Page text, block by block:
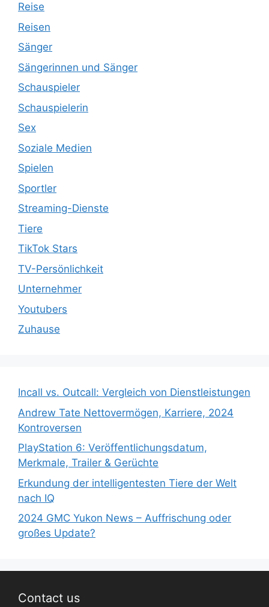
Reise
Reisen
Sänger
Sängerinnen und Sänger
Schauspieler
Schauspielerin
Sex
Soziale Medien
Spielen
Sportler
Streaming-Dienste
Tiere
TikTok Stars
TV-Persönlichkeit
Unternehmer
Youtubers
Zuhause
Incall vs. Outcall: Vergleich von Dienstleistungen
Andrew Tate Nettovermögen, Karriere, 2024
Kontroversen
PlayStation 6: Veröffentlichungsdatum,
Merkmale, Trailer & Gerüchte
Erkundung der intelligentesten Tiere der Welt
nach IQ
2024 GMC Yukon News – Auffrischung oder
großes Update?
Contact us